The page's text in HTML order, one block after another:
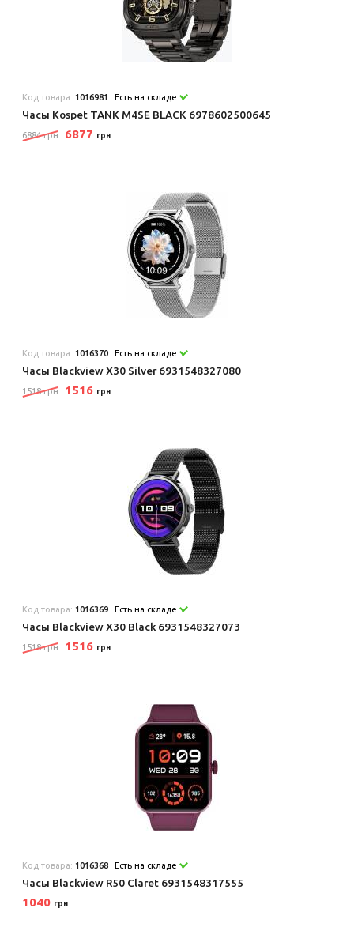
Код товара: 1016981 Есть на складе
Часы Kospet TANK M4SE BLACK 6978602500645
6884 грн 6877 грн
Код товара: 1016370 Есть на складе
Часы Blackview X30 Silver 6931548327080
1518 грн 1516 грн
Код товара: 1016369 Есть на складе
Часы Blackview X30 Black 6931548327073
1518 грн 1516 грн
Код товара: 1016368 Есть на складе
Часы Blackview R50 Claret 6931548317555
1040 грн